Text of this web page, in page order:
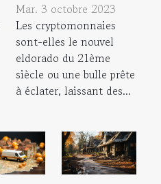
Mar. 3 octobre 2023
Les cryptomonnaies
sont-elles le nouvel
eldorado du 21ème
siècle ou une bulle prête
à éclater, laissant des...